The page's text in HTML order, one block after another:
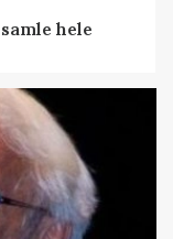
hele